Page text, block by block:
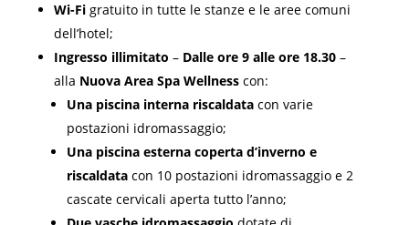
Wi-Fi gratuito in tutte le stanze e le aree comuni
dell’hotel;
Ingresso illimitato – Dalle ore 9 alle ore 18.30–
alla Nuova Area Spa Wellnesscon:
Una piscina interna riscaldatacon varie
postazioni idromassaggio;
Una piscina esterna coperta d’inverno e
riscaldatacon 10 postazioni idromassaggio e 2
cascate cervicali aperta tutto l’anno;